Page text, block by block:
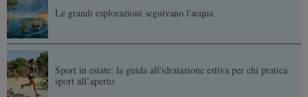
Le grandi esplorazioni seguivano l'acqua
Sport in estate: la guida all'idratazione estiva per chi pratica
sport all’aperto